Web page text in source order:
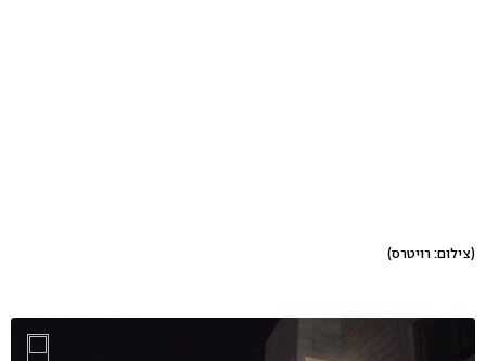
(צילום: רויטרס)